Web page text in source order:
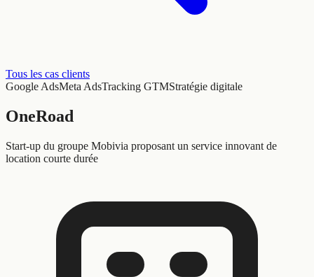
Tous les cas clients
Google AdsMeta AdsTracking GTMStratégie digitale
OneRoad
Start-up du groupe Mobivia proposant un service innovant de
location courte durée